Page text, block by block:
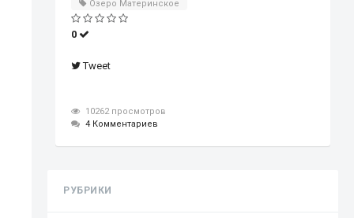
Озеро Материнское
0
Tweet
10262 просмотров
4 Комментариев
РУБРИКИ